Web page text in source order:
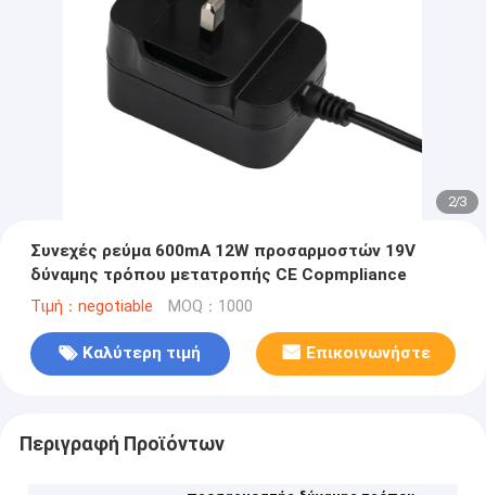
2/3
Συνεχές ρεύμα 600mA 12W προσαρμοστών 19V
δύναμης τρόπου μετατροπής CE Copmpliance
Τιμή：negotiable MOQ：1000
Καλύτερη τιμή Επικοινωνήστε
Περιγραφή Προϊόντων